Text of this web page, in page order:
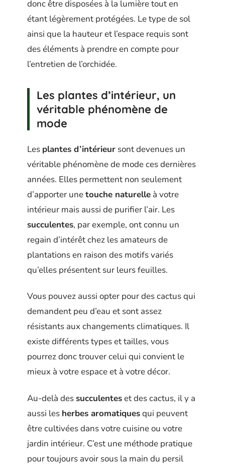
donc être disposées à la lumière tout en
étant légèrement protégées. Le type de sol
ainsi que la hauteur et l’espace requis sont
des éléments à prendre en compte pour
l’entretien de l’orchidée.
Les plantes d’intérieur, un
véritable phénomène de
mode
Les plantes d’intérieur sont devenues un
véritable phénomène de mode ces dernières
années. Elles permettent non seulement
d’apporter unetouche naturelle à votre
intérieur mais aussi de purifier l’air. Les
succulentes, par exemple, ont connu un
regain d’intérêt chez les amateurs de
plantations en raison des motifs variés
qu’elles présentent sur leurs feuilles.
Vous pouvez aussi opter pour des cactus qui
demandent peu d’eau et sont assez
résistants aux changements climatiques. Il
existe différents types et tailles, vous
pourrez donc trouver celui qui convient le
mieux à votre espace et à votre décor.
Au-delà dessucculenteset des cactus, il y a
aussi les herbes aromatiquesqui peuvent
être cultivées dans votre cuisine ou votre
jardin intérieur. C’est une méthode pratique
pour toujours avoir sous la main du persil